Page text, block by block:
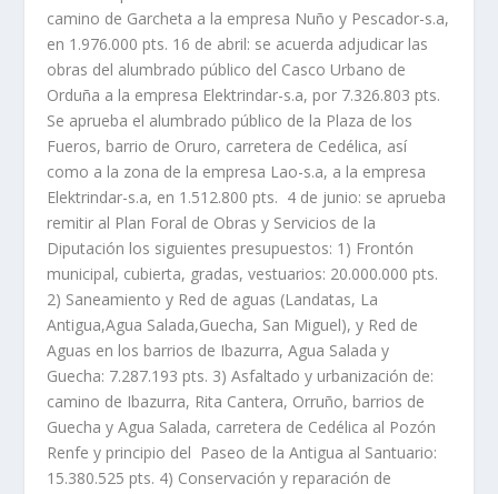
camino de Garcheta a la empresa Nuño y Pescador-s.a,
en 1.976.000 pts. 16 de abril: se acuerda adjudicar las
obras del alumbrado público del Casco Urbano de
Orduña a la empresa Elektrindar-s.a, por 7.326.803 pts.
Se aprueba el alumbrado público de la Plaza de los
Fueros, barrio de Oruro, carretera de Cedélica, así
como a la zona de la empresa Lao-s.a, a la empresa
Elektrindar-s.a, en 1.512.800 pts. 4 de junio: se aprueba
remitir al Plan Foral de Obras y Servicios de la
Diputación los siguientes presupuestos: 1) Frontón
municipal, cubierta, gradas, vestuarios: 20.000.000 pts.
2) Saneamiento y Red de aguas (Landatas, La
Antigua,Agua Salada,Guecha, San Miguel), y Red de
Aguas en los barrios de Ibazurra, Agua Salada y
Guecha: 7.287.193 pts. 3) Asfaltado y urbanización de:
camino de Ibazurra, Rita Cantera, Orruño, barrios de
Guecha y Agua Salada, carretera de Cedélica al Pozón
Renfe y principio del Paseo de la Antigua al Santuario:
15.380.525 pts. 4) Conservación y reparación de